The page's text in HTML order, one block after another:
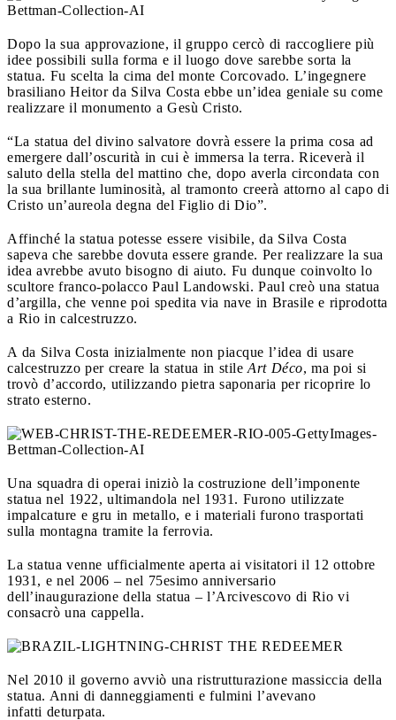
Dopo la sua approvazione, il gruppo cercò di raccogliere più
idee possibili sulla forma e il luogo dove sarebbe sorta la
statua. Fu scelta la cima del monte Corcovado. L’ingegnere
brasiliano Heitor da Silva Costa ebbe un’idea geniale su come
realizzare il monumento a Gesù Cristo.
“La statua del divino salvatore dovrà essere la prima cosa ad
emergere dall’oscurità in cui è immersa la terra. Riceverà il
saluto della stella del mattino che, dopo averla circondata con
la sua brillante luminosità, al tramonto creerà attorno al capo di
Cristo un’aureola degna del Figlio di Dio”.
Affinché la statua potesse essere visibile, da Silva Costa
sapeva che sarebbe dovuta essere grande. Per realizzare la sua
idea avrebbe avuto bisogno di aiuto. Fu dunque coinvolto lo
scultore franco-polacco Paul Landowski. Paul creò una statua
d’argilla, che venne poi spedita via nave in Brasile e riprodotta
a Rio in calcestruzzo.
A da Silva Costa inizialmente non piacque l’idea di usare
calcestruzzo per creare la statua in stile Art Déco, ma poi si
trovò d’accordo, utilizzando pietra saponaria per ricoprire lo
strato esterno.
Una squadra di operai iniziò la costruzione dell’imponente
statua nel 1922, ultimandola nel 1931. Furono utilizzate
impalcature e gru in metallo, e i materiali furono trasportati
sulla montagna tramite la ferrovia.
La statua venne ufficialmente aperta ai visitatori il 12 ottobre
1931, e nel 2006 – nel 75esimo anniversario
dell’inaugurazione della statua – l’Arcivescovo di Rio vi
consacrò una cappella.
Nel 2010 il governo avviò una ristrutturazione massiccia della
statua. Anni di danneggiamenti e fulmini l’avevano
infatti deturpata.